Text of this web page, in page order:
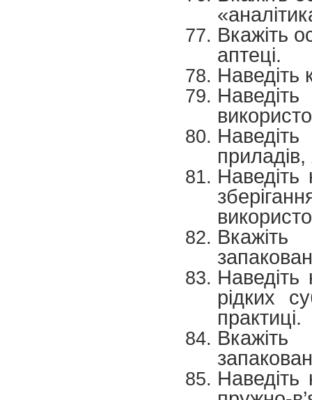
Вкажіть
аптеці.
Наведіть
приладів,
Наведіть
Наведіть
рідких
практиці.
Наведіть